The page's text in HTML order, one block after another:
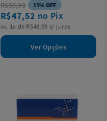
R$55,90 15% OFF
R$47,52 no Pix
ou 1x de R$48,99 s/ juros
Ver Opções